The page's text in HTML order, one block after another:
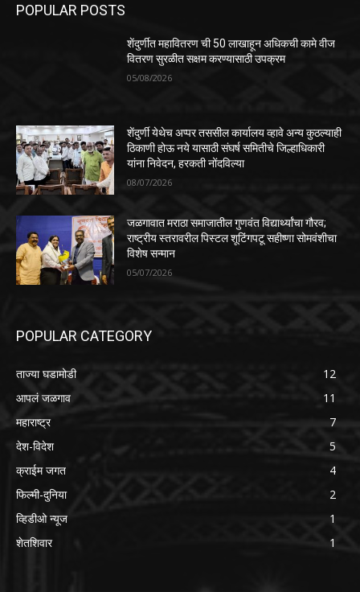
POPULAR POSTS
शेंदुर्णीत महावितरण ची 50 लाखाहून अधिकची कामे वीज
वितरण सुरळीत सक्षम करण्यासाठी उपक्रम
05/08/2026
शेंदुर्णी येथेच अप्पर तससील कार्यालय व्हावे अन्य कुठल्याही
ठिकाणी होऊ नये यासाठी संघर्ष समितीचे जिल्हाधिकारी
यांना निवेदन, हरकती नोंदविल्या
08/07/2026
जळगावात मराठा समाजातील गुणवंत विद्यार्थ्यांचा गौरव;
राष्ट्रीय स्तरावरील पिस्टल शूटिंगपटू सहीष्णा सोमवंशीचा
विशेष सन्मान
05/07/2026
POPULAR CATEGORY
ताज्या घडामोडी
12
आपलं जळगाव
11
महाराष्ट्र
7
देश-विदेश
5
क्राईम जगत
4
फिल्मी-दुनिया
2
व्हिडीओ न्यूज
1
शेतशिवार
1